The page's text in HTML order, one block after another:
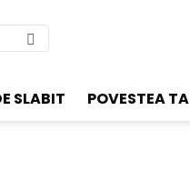
SLABIT POVESTEA TA